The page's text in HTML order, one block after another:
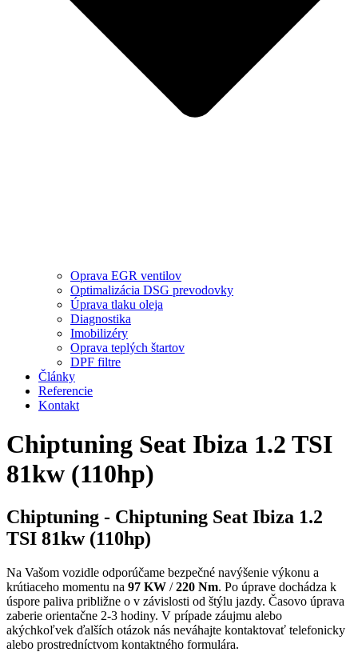
Oprava EGR ventilov
Optimalizácia DSG prevodovky
Úprava tlaku oleja
Diagnostika
Imobilizéry
Oprava teplých štartov
DPF filtre
Články
Referencie
Kontakt
Chiptuning Seat Ibiza 1.2 TSI
81kw (110hp)
Chiptuning - Chiptuning Seat Ibiza 1.2
TSI 81kw (110hp)
Na Vašom vozidle odporúčame bezpečné navýšenie výkonu a
krútiaceho momentu na 97 KW /220 Nm. Po úprave dochádza k
úspore paliva približne o v závislosti od štýlu jazdy. Časovo úprava
zaberie orientačne 2-3 hodiny. V prípade záujmu alebo
akýchkoľvek ďalších otázok nás neváhajte kontaktovať telefonicky
alebo prostredníctvom kontaktného formulára.